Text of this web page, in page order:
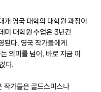
개 영국 대학의 대학원 과정이
미 대학원 수업은 3년간
된다. 영국 작가들에게
의미를 넘어, 바로 지금 이
다.
작가들은 골드스미스나